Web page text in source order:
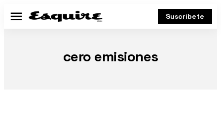
Menú Suscríbete
cero emisiones